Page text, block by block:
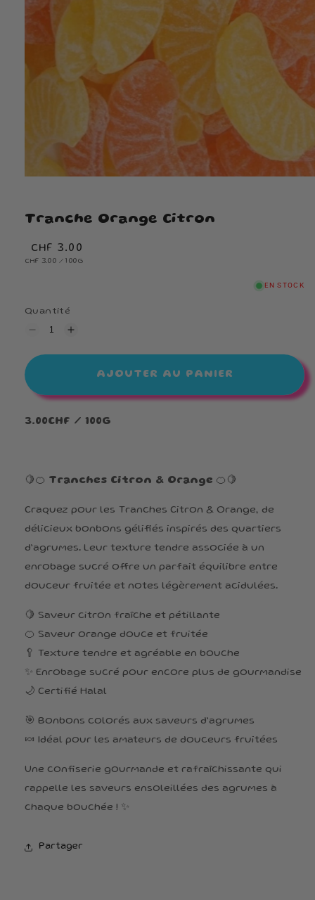
Tranche Orange Citron
Prix
habituel
CHF 3.00
PRIX
CHF 3.00 / PAR
100G
EN STOCK
Quantité
Réduire
quantité
Citron
Augmenter
quantité
Tranche
Citron
AJOUTER AU PANIER
3.00CHF / 100G
🍋🍊 Tranches Citron & Orange 🍊🍋
Craquez pour les Tranches Citron & Orange, de
délicieux bonbons gélifiés inspirés des quartiers
d’agrumes. Leur texture tendre associée à un
enrobage sucré offre un parfait équilibre entre
douceur fruitée et notes légèrement acidulées.
🍋 Saveur citron fraîche et pétillante
🍊 Saveur orange douce et fruitée
🥄 Texture tendre et agréable en bouche
✨ Enrobage sucré pour encore plus de gourmandise
🌙 Certifié Halal
🎯 Bonbons colorés aux saveurs d’agrumes
🍬 Idéal pour les amateurs de douceurs fruitées
Une confiserie gourmande et rafraîchissante qui
rappelle les saveurs ensoleillées des agrumes à
chaque bouchée ! ✨
Partager